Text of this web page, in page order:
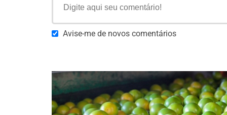
Avise-me de novos comentários